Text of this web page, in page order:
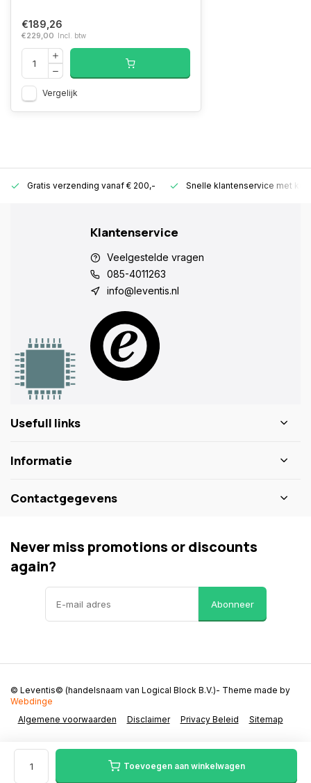
Toevoegen aan winkelwagen
€189,26
€229,00 Incl. btw
Vergelijk
Gratis verzending vanaf € 200,- Snelle klantenservice met
Klantenservice
Veelgestelde vragen
085-4011263
info@leventis.nl
Usefull links
Informatie
Contactgegevens
Never miss promotions or discounts
again?
Abonneer
Algemene voorwaarden Disclaimer Privacy Beleid Sitemap
© Leventis© (handelsnaam van Logical Block B.V.)- Theme made by
Webdinge